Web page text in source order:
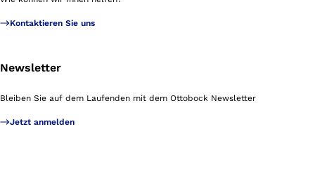
Kontaktieren Sie uns
Newsletter
Bleiben Sie auf dem Laufenden mit dem Ottobock Newsletter
Jetzt anmelden